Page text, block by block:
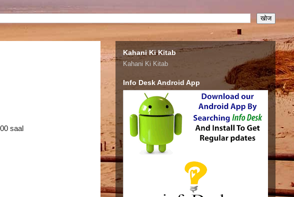
saal
Kahani Ki Kitab
Kahani Ki Kitab
Info Desk Android App